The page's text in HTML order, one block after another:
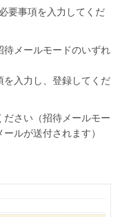
要事項を入力してくだ
待メールモードのいずれ
入力し、登録してくだ
さい（招待メールモー
ルが送付されます）